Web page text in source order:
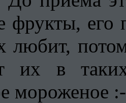
фрукты, его
любит,
их в
мороженое